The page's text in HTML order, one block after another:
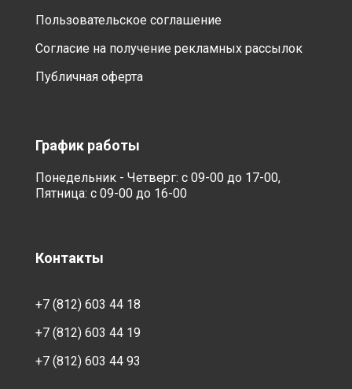
Пользовательское соглашение
Согласие на получение рекламных рассылок
Публичная оферта
График работы
Понедельник - Четверг: с 09-00 до 17-00,
Пятница: с 09-00 до 16-00
Контакты
+7 (812) 603 44 18
+7 (812) 603 44 19
+7 (812) 603 44 93